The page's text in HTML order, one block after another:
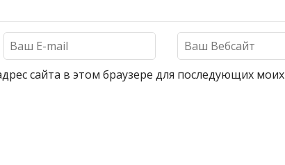
сайта в этом браузере для последующих моих